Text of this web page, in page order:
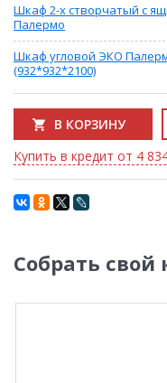
Шкаф 2-х створчатый с
Палермо
Шкаф угловой ЭКО
(932*932*2100)
В КОРЗИНУ
Купить в кредит от 4
Собрать свой